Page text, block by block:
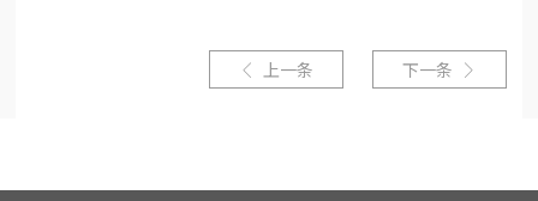
下一条 
 上一条